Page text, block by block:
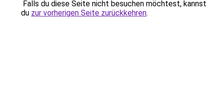
Falls du diese Seite nicht besuchen möchtest, kannst
du zur vorherigen Seite zurückkehren.